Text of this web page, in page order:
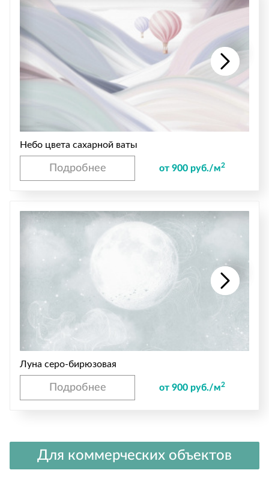
Небо цвета сахарной ваты
Подробнее от 900 руб./м2
Луна серо-бирюзовая
Подробнее от 900 руб./м2
Для коммерческих объектов